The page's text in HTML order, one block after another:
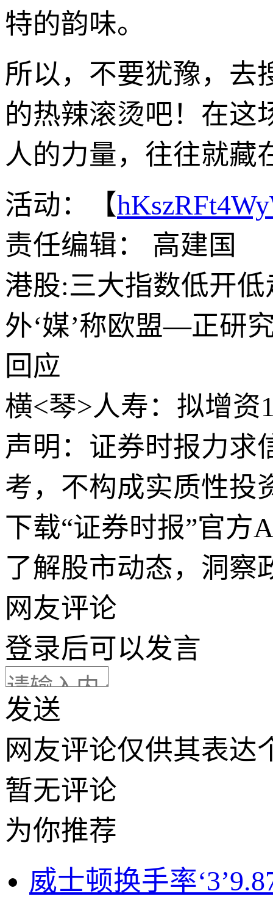
特的韵味。
所以，不要犹豫，去
的热辣滚烫吧！在这
人的力量，往往就藏
活动：【
责任编辑： 高建国
港股:三大指数低开
外‘媒’称欧盟—正研
回应
横<琴>人寿：拟增资
声明：证券时报力求
考，不构成实质性投
下载“证券时报”官方
了解股市动态，洞察
网友评论
登录后可以发言
发送
网友评论仅供其表达
暂无评论
为你推荐
威士顿换手率